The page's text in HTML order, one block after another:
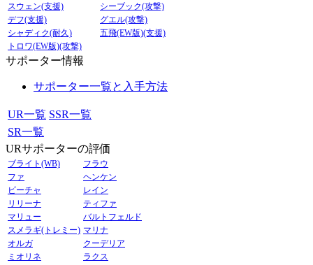
スウェン(支援)
シーブック(攻撃)
デフ(支援)
グエル(攻撃)
シャディク(耐久)
五飛(EW版)(支援)
トロワ(EW版)(攻撃)
サポーター情報
サポーター一覧と入手方法
UR一覧 SSR一覧
SR一覧
URサポーターの評価
ブライト(WB)
フラウ
ファ
ヘンケン
ビーチャ
レイン
リリーナ
ティファ
マリュー
バルトフェルド
スメラギ(トレミー) マリナ
オルガ
クーデリア
ミオリネ
ラクス